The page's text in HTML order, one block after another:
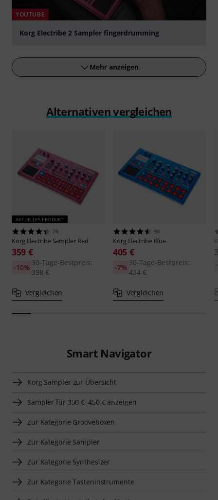
YOUTUBE
Korg Electribe 2 Sampler fingerdrumming
Mehr anzeigen
Alternativen vergleichen
AKTUELLES PRODUKT
74
Korg Electribe Sampler Red
359 €
30-Tage-Bestpreis:
398 €
-10%
Vergleichen
90
Korg Electribe Blue
405 €
30-Tage-Bestpreis:
434 €
-7%
Vergleichen
Smart Navigator
Korg Sampler zur Übersicht
Sampler für 350 €–450 € anzeigen
Zur Kategorie Grooveboxen
Zur Kategorie Sampler
Zur Kategorie Synthesizer
Zur Kategorie Tasteninstrumente